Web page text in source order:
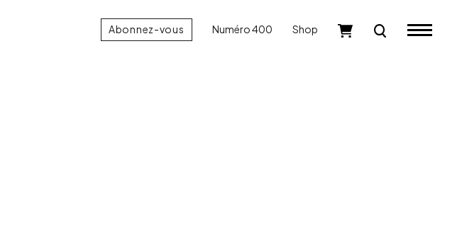
Abonnez-vous Numéro 400 Shop